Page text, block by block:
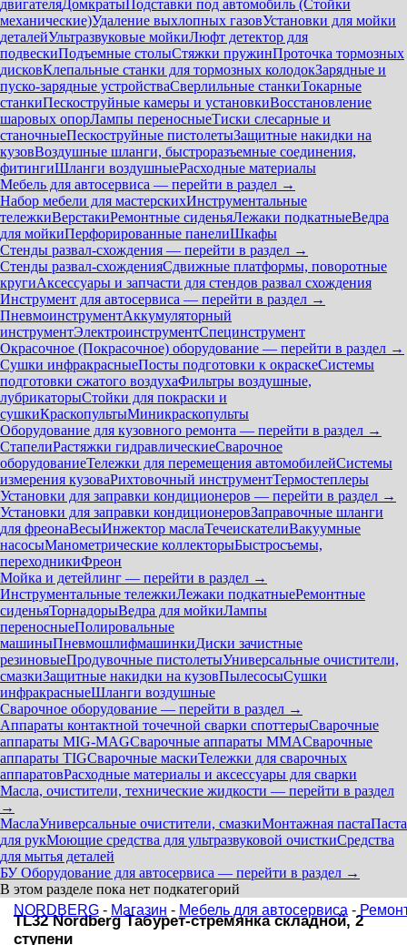
двигателяДомкратыПодставки под автомобиль (Стойки
механические)Удаление выхлопных газовУстановки для мойки
деталейУльтразвуковые мойкиЛюфт детектор для
подвескиПодъемные столыСтяжки пружинПроточка тормозных
дисковКлепальные станки для тормозных колодокЗарядные и
пуско-зарядные устройстваСверлильные станкиТокарные
станкиПескоструйные камеры и установкиВосстановление
шаровых опорЛампы переносныеТиски слесарные и
станочныеПескоструйные пистолетыЗащитные накидки на
кузовВоздушные шланги, быстроразъемные соединения,
фитингиШланги воздушныеРасходные материалы
Мебель для автосервиса — перейти в раздел →
Набор мебели для мастерскихИнструментальные
тележкиВерстакиРемонтные сиденьяЛежаки подкатныеВедра
для мойкиПерфорированные панелиШкафы
Стенды развал-схождения — перейти в раздел →
Стенды развал-схожденияСдвижные платформы, поворотные
кругиАксессуары и запчасти для стендов развал схождения
Инструмент для автосервиса — перейти в раздел →
ПневмоинструментАккумуляторный
инструментЭлектроинструментСпецинструмент
Окрасочное (Покрасочное) оборудование — перейти в раздел →
Сушки инфракрасныеПосты подготовки к окраскеСистемы
подготовки сжатого воздухаФильтры воздушные,
лубрикаторыСтойки для покраски и
сушкиКраскопультыМиникраскопульты
Оборудование для кузовного ремонта — перейти в раздел →
СтапелиРастяжки гидравлическиеСварочное
оборудованиеТележки для перемещения автомобилейСистемы
измерения кузоваРихтовочный инструментТермостеплеры
Установки для заправки кондиционеров — перейти в раздел →
Установки для заправки кондиционеровЗаправочные шланги
для фреонаВесыИнжектор маслаТечеискателиВакуумные
насосыМанометрические коллекторыБыстросъемы,
переходникиФреон
Мойка и детейлинг — перейти в раздел →
Инструментальные тележкиЛежаки подкатныеРемонтные
сиденьяТорнадорыВедра для мойкиЛампы
переносныеПолировальные
машиныПневмошлифмашинкиДиски зачистные
резиновыеПродувочные пистолетыУниверсальные очистители,
смазкиЗащитные накидки на кузовПылесосыСушки
инфракрасныеШланги воздушные
Сварочное оборудование — перейти в раздел →
Аппараты контактной точечной сварки cпоттерыСварочные
аппараты MIG-MAGСварочные аппараты MMAСварочные
аппараты TIGСварочные маскиТележки для сварочных
аппаратовРасходные материалы и аксессуары для сварки
Масла, очистители, технические жидкости — перейти в раздел
→
МаслаУниверсальные очистители, смазкиМонтажная пастаПаста
для рукМоющие средства для ультразвуковой очисткиСредства
для мытья деталей
БУ Оборудование для автосервиса — перейти в раздел →
В этом разделе пока нет подкатегорий
NORDBERG - Магазин - Мебель для автосервиса -
TL32 Nordberg Табурет-стремянка складной, 2
ступени